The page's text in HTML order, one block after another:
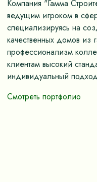
Компания "Гамма
ведущим игроком в
специализируясь на
качественных домов
профессионализм
клиентам высокий
индивидуальный
Смотреть портфолио